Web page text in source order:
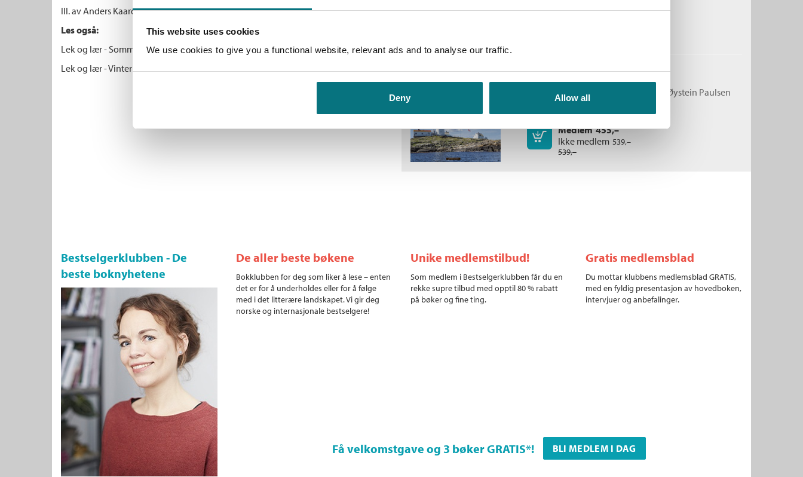
This website uses cookies
We use cookies to give you a functional website, relevant ads and to analyse our traffic.
Deny Allow all
Ill. av Anders Kaardahl
Les også:
Lek og lær - Sommerboka (1998)
Lek og lær - Vinterboka (2000)
Medlem 99,–
Fyr
Sørlandets utposter
Jo van der Eynden
Øystein Paulsen
Medlem 455,–
Ikke medlem 539,–
539,–
Kjøp
Bestselgerklubben - De
beste boknyhetene
De aller beste bøkene
Bokklubben for deg som liker å lese – enten
det er for å underholdes eller for å følge
med i det litterære landskapet. Vi gir deg
norske og internasjonale bestselgere!
Unike medlemstilbud!
Som medlem i Bestselgerklubben får du en
rekke supre tilbud med opptil 80 % rabatt
på bøker og fine ting.
Gratis medlemsblad
Du mottar klubbens medlemsblad GRATIS,
med en fyldig presentasjon av hovedboken,
intervjuer og anbefalinger.
Få velkomstgave og 3 bøker GRATIS*! BLI MEDLEM I DAG